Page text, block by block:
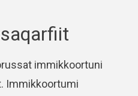
immikkoortuni
Immikkoortumi